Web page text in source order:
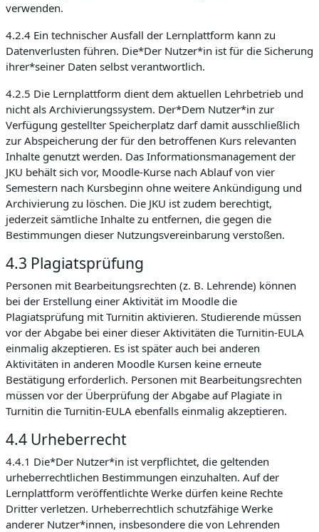
verwenden.
4.2.4 Ein technischer Ausfall der Lernplattform kann zu
Datenverlusten führen. Die*Der Nutzer*in ist für die Sicherung
ihrer*seiner Daten selbst verantwortlich.
4.2.5 Die Lernplattform dient dem aktuellen Lehrbetrieb und
nicht als Archivierungssystem. Der*Dem Nutzer*in zur
Verfügung gestellter Speicherplatz darf damit ausschließlich
zur Abspeicherung der für den betroffenen Kurs relevanten
Inhalte genutzt werden. Das Informationsmanagement der
JKU behält sich vor, Moodle-Kurse nach Ablauf von vier
Semestern nach Kursbeginn ohne weitere Ankündigung und
Archivierung zu löschen. Die JKU ist zudem berechtigt,
jederzeit sämtliche Inhalte zu entfernen, die gegen die
Bestimmungen dieser Nutzungsvereinbarung verstoßen.
4.3 Plagiatsprüfung
Personen mit Bearbeitungsrechten (z. B. Lehrende) können
bei der Erstellung einer Aktivität im Moodle die
Plagiatsprüfung mit Turnitin aktivieren. Studierende müssen
vor der Abgabe bei einer dieser Aktivitäten die Turnitin-EULA
einmalig akzeptieren. Es ist später auch bei anderen
Aktivitäten in anderen Moodle Kursen keine erneute
Bestätigung erforderlich. Personen mit Bearbeitungsrechten
müssen vor der Überprüfung der Abgabe auf Plagiate in
Turnitin die Turnitin-EULA ebenfalls einmalig akzeptieren.
4.4 Urheberrecht
4.4.1 Die*Der Nutzer*in ist verpflichtet, die geltenden
urheberrechtlichen Bestimmungen einzuhalten. Auf der
Lernplattform veröffentlichte Werke dürfen keine Rechte
Dritter verletzen. Urheberrechtlich schutzfähige Werke
anderer Nutzer*innen, insbesondere die von Lehrenden